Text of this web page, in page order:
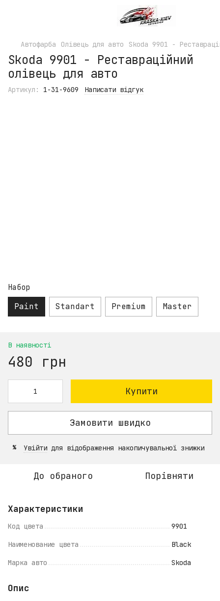
Автофарба Олівець для авто Skoda 9901 -
Skoda 9901 - Реставраційний
олівець для авто
Артикул: 1-31-9609 Написати відгук
Набор
Paint Standart Premium Master
В наявності
480 грн
Купити
Замовити швидко
% Увійти для відображення накопичувальної знижки
До обраного Порівняти
Характеристики
Код цвета 9901
Наименование цвета Black
Марка авто Skoda
Опис